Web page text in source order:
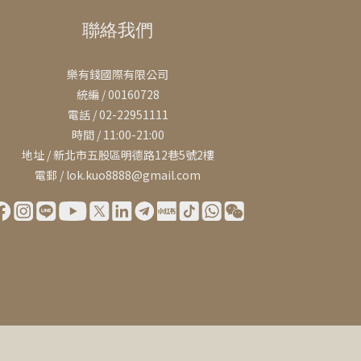
聯絡我們
樂有錢國際有限公司
統編 / 00160728
電話 / 02-22951111
時間 / 11:00-21:00
地址 / 新北市五股區明德路12巷5號2樓
電郵 / lok.kuo8888@gmail.com